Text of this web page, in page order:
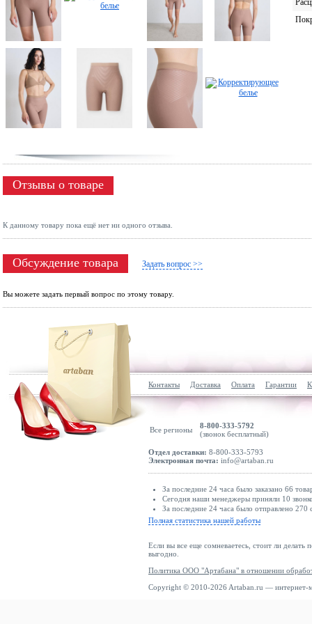
Отзывы о товаре
К данному товару пока ещё нет ни одного отзыва.
Обсуждение товара Задать вопрос >>
Вы можете задать первый вопрос по этому товару.
Контакты Доставка Оплата Гарантии
Все регионы
8-800-333-5792
(звонок бесплатный)
Отдел доставки: 8-800-333-5793
Электронная почта: info@artaban.ru
За последние 24 часа было заказано 66
Сегодня наши менеджеры приняли 10
За последние 24 часа было отправлено
Полная статистика нашей работы
Если вы все еще сомневаетесь, стоит ли делать
выгодно.
Политика ООО "Артабана" в отношении
Copyright © 2010-2026 Artaban.ru — интернет-